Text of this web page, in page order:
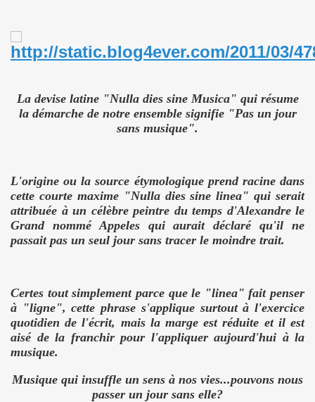
La devise latine "Nulla dies sine Musica" qui résume
la démarche de notre ensemble signifie "Pas un jour
sans musique".
L'origine ou la source étymologique prend racine dans
cette courte maxime "Nulla dies sine linea" qui serait
attribuée à un célèbre peintre du temps d'Alexandre le
Grand nommé Appeles qui aurait déclaré qu'il ne
passait pas un seul jour sans tracer le moindre trait.
Certes tout simplement parce que le "linea" fait penser
à "ligne", cette phrase s'applique surtout à l'exercice
quotidien de l'écrit, mais la marge est réduite et il est
aisé de la franchir pour l'appliquer aujourd'hui à la
musique.
Musique qui insuffle un sens à nos vies...pouvons nous
passer un jour sans elle?